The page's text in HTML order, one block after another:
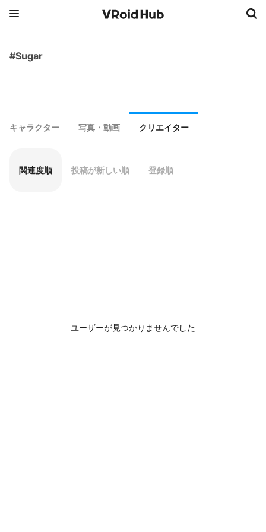
#Sugar
キャラクター 写真・動画 クリエイター
関連度順 投稿が新しい順 登録順
ユーザーが見つかりませんでした